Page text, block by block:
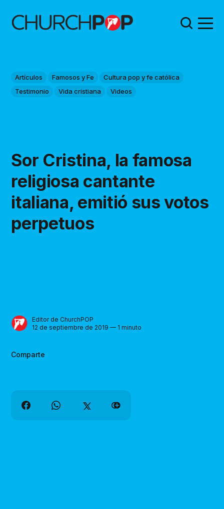
Artículos Famosos y Fe
Cultura pop y fe católica
Testimonio
Vida cristiana Videos
Sor Cristina, la famosa
religiosa cantante
italiana, emitió sus votos
perpetuos
Editor de ChurchPOP
12 de septiembre de 2019 — 1 minuto
Comparte